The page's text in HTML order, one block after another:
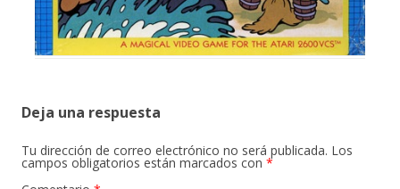
Deja una respuesta
Tu dirección de correo electrónico no será publicada. Los
campos obligatorios están marcados con *